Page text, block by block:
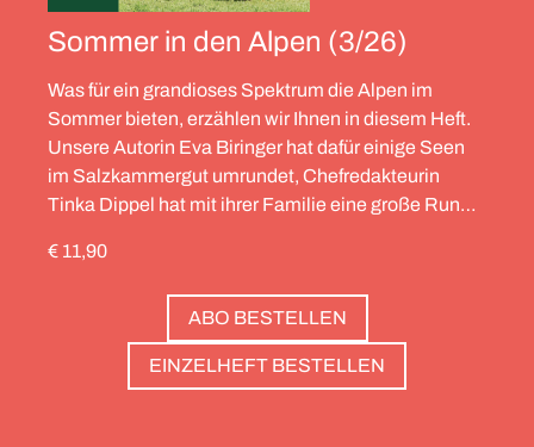
Sommer in den Alpen (3/26)
Was für ein grandioses Spektrum die Alpen im
Sommer bieten, erzählen wir Ihnen in diesem Heft.
Unsere Autorin Eva Biringer hat dafür einige Seen
im Salzkammergut umrundet, Chefredakteurin
Tinka Dippel hat mit ihrer Familie eine große Runde
Helfrich ist über viele Gipfel gegangen – von
Salzburg bis nach Triest. Und die Redaktion hat
zwölf Hotels gesammelt, die zweierlei gemeinsam
haben: Sie sind die perfekte Basis, um Gipfel zu
stürmen. Und sie haben wunderschöne Pools, um
€ 11,90
ABO BESTELLEN
EINZELHEFT BESTELLEN